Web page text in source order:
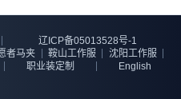
辽ICP备05013528号-1
者马夹 鞍山工作服
沈阳工作服
职业装定制
English